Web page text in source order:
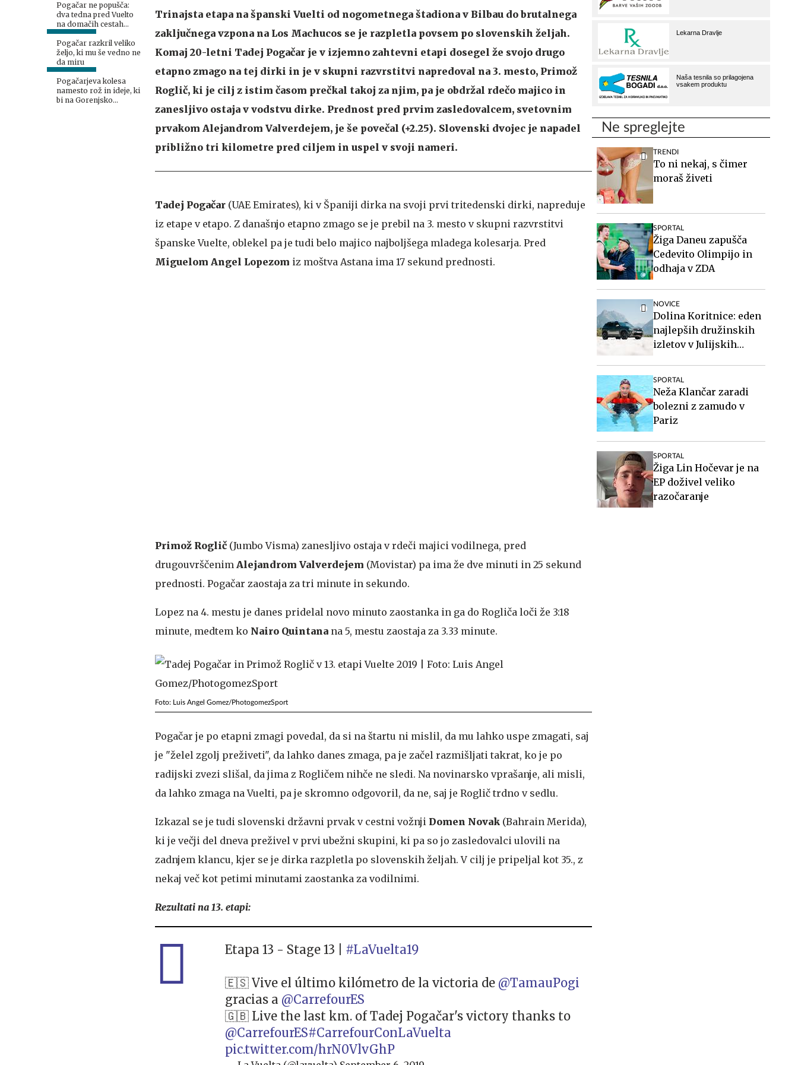
Pogačar ne popušča:
dva tedna pred Vuelto
na domačih cestah
podira rekorde
Pogačar razkril veliko
željo, ki mu še vedno ne
da miru
Pogačarjeva kolesa
namesto rož in ideje, ki
bi na Gorenjsko
Trinajsta etapa na španski Vuelti od nogometnega štadiona v Bilbau do brutalnega
zaključnega vzpona na Los Machucos se je razpletla povsem po slovenskih željah.
Komaj 20-letni Tadej Pogačar je v izjemno zahtevni etapi dosegel že svojo drugo
etapno zmago na tej dirki in je v skupni razvrstitvi napredoval na 3. mesto, Primož
Roglič, ki je cilj z istim časom prečkal takoj za njim, pa je obdržal rdečo majico in
zanesljivo ostaja v vodstvu dirke. Prednost pred prvim zasledovalcem, svetovnim
prvakom Alejandrom Valverdejem, je še povečal (+2.25). Slovenski dvojec je napadel
približno tri kilometre pred ciljem in uspel v svoji nameri.
Tadej Pogačar (UAE Emirates), ki v Španiji dirka na svoji prvi tritedenski dirki, napreduje
iz etape v etapo. Z današnjo etapno zmago se je prebil na 3. mesto v skupni razvrstitvi
španske Vuelte, oblekel pa je tudi belo majico najboljšega mladega kolesarja. Pred
Miguelom Angel Lopezom iz moštva Astana ima 17 sekund prednosti.
Primož Roglič (Jumbo Visma) zanesljivo ostaja v rdeči majici vodilnega, pred
drugouvrščenim Alejandrom Valverdejem (Movistar) pa ima že dve minuti in 25 sekund
prednosti. Pogačar zaostaja za tri minute in sekundo.
Lopez na 4. mestu je danes pridelal novo minuto zaostanka in ga do Rogliča loči že 3:18
minute, medtem ko Nairo Quintana na 5, mestu zaostaja za 3.33 minute.
Foto: Luis Angel Gomez/PhotogomezSport
Pogačar je po etapni zmagi povedal, da si na štartu ni mislil, da mu lahko uspe zmagati, saj
je "želel zgolj preživeti", da lahko danes zmaga, pa je začel razmišljati takrat, ko je po
radijski zvezi slišal, da jima z Rogličem nihče ne sledi. Na novinarsko vprašanje, ali misli,
da lahko zmaga na Vuelti, pa je skromno odgovoril, da ne, saj je Roglič trdno v sedlu.
Izkazal se je tudi slovenski državni prvak v cestni vožnji Domen Novak (Bahrain Merida),
ki je večji del dneva preživel v prvi ubežni skupini, ki pa so jo zasledovalci ulovili na
zadnjem klancu, kjer se je dirka razpletla po slovenskih željah. V cilj je pripeljal kot 35., z
nekaj več kot petimi minutami zaostanka za vodilnimi.
Rezultati na 13. etapi:
Etapa 13 - Stage 13 | #LaVuelta19
🇪🇸 Vive el último kilómetro de la victoria de @TamauPogi
gracias a @CarrefourES
🇬🇧 Live the last km. of Tadej Pogačar's victory thanks to
@CarrefourES#CarrefourConLaVuelta
pic.twitter.com/hrN0VlvGhP
Ne spreglejte
TRENDI
To ni nekaj, s čimer
moraš živeti
SPORTAL
Žiga Daneu zapušča
Cedevito Olimpijo in
odhaja v ZDA
NOVICE
Dolina Koritnice: eden
najlepših družinskih
izletov v Julijskih
SPORTAL
Neža Klančar zaradi
bolezni z zamudo v
Pariz
SPORTAL
Žiga Lin Hočevar je na
EP doživel veliko
razočaranje